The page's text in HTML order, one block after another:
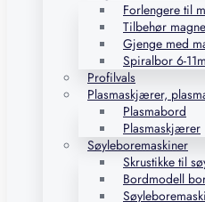
Forlengere til
Tilbehør
Gjenge med
Spiralbor 6-
Profilvals
Plasmaskjærer,
Plasmabord
Plasmaskjærer
Søyleboremaskiner
Skrustikke til
Bordmodell